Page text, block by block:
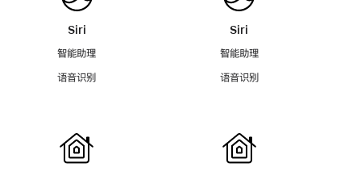
Siri
智能助理
语音识别
Siri
智能助理
语音识别